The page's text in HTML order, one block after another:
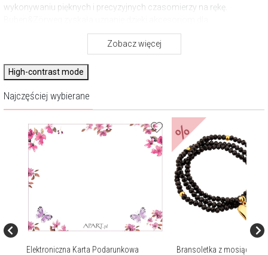
wykonywaniu pięknych i precyzyjnych czasomierzy na rękę.
kolekcjonerów. Buben&Zörweg to marka, której kolekcje są pod
każdym względem wyjątkowe. Zarówno rotomaty, jak i wolnostojące
zegary czy wielofunkcyjne urządzenia – wszystkie zapierają dech w
piersiach jakością i aurą luksusu.
Zobacz więcej
High-contrast mode
Najczęściej wybierane
Elektroniczna Karta Podarunkowa
%
Bransoletka z mosiądzu